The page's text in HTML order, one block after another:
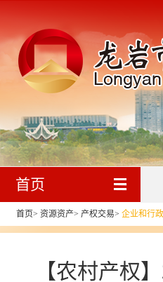
首页
首页> 资源资产> 产权交易> 企业和行
【农村产权